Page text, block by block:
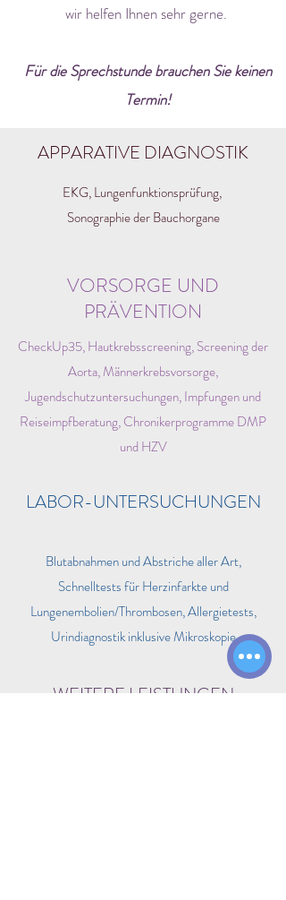
wir helfen Ihnen sehr gerne.
Für die Sprechstunde brauchen Sie keinen
Termin!
APPARATIVE DIAGNOSTIK
EKG, Lungenfunktionsprüfung,
Sonographie der Bauchorgane
VORSORGE UND
PRÄVENTION
CheckUp35, Hautkrebsscreening, Screening der
Aorta, Männerkrebsvorsorge,
Jugendschutzuntersuchungen, Impfungen und
Reiseimpfberatung, Chronikerprogramme DMP
und HZV
LABOR-UNTERSUCHUNGEN
Blutabnahmen und Abstriche aller Art,
Schnelltests für Herzinfarkte und
Lungenembolien/Thrombosen, Allergietests,
Urindiagnostik inklusive Mikroskopie
WEITERE LEISTUNGEN